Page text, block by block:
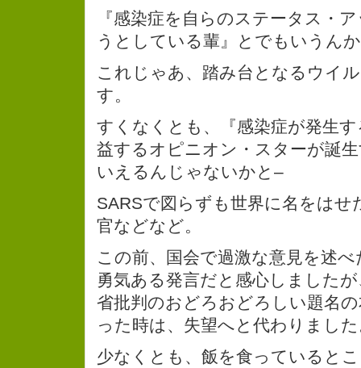
『感染症を自らのステータス・
うとしている輩』とでもいうん
これじゃあ、踏み台となるウイ
す。
すくなくとも、『感染症が発生
益するオピニオン・スターが誕
いえるんじゃないかと–
SARSで図らずも世界に名をはせ
官などなど。
この前、国会で過激な意見を述
勇気ある発言だと感心しました
省批判のおどろおどろしい題名
った時は、失望へと代わりまし
少なくとも、飯を食っていると